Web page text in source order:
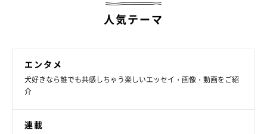
人気テーマ
エンタメ
犬好きなら誰でも共感しちゃう楽しいエッセイ・画像・動画をご紹
介
連載